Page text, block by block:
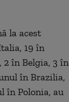
la acest
19 în
2 în Belgia, 3 în
în Brazilia,
în Polonia, au